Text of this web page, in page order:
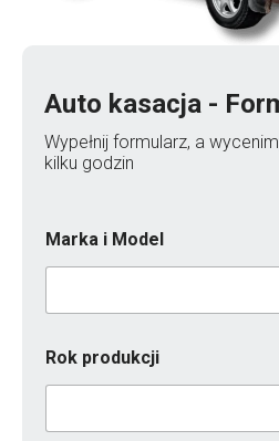
Auto kasacja -
Wypełnij formularz, a
kilku godzin
Marka i Model
Rok produkcji